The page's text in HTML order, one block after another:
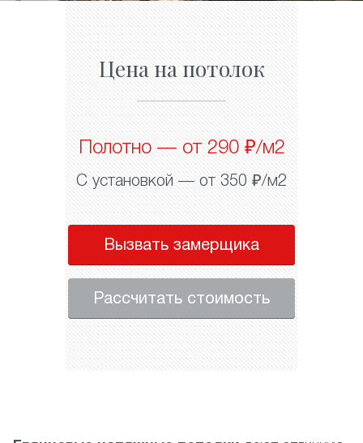
Цена на потолок
Полотно — от 290 ₽/м2
С установкой — от 350 ₽/м2
Вызвать замерщика
Рассчитать стоимость